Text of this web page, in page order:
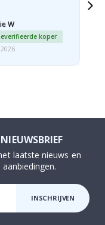
W
koper
laatste nieuws en
INSCHRIJVEN